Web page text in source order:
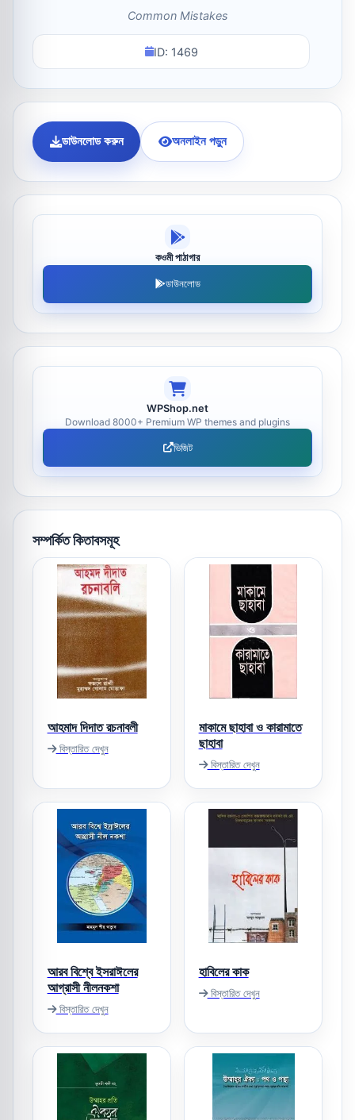
Common Mistakes
ID: 1469
ডাউনলোড করুন অনলাইন পড়ুন
কওমী পাঠাগার
ডাউনলোড
WPShop.net
Download 8000+ Premium WP themes and plugins
ভিজিট
সম্পর্কিত কিতাবসমূহ
আহমাদ দিদাত রচনাবলী
বিস্তারিত দেখুন
মাকামে ছাহাবা ও কারামাতে
ছাহাবা
বিস্তারিত দেখুন
আরব বিশ্বে ইসরাঈলের
আগ্রাসী নীলনকশা
বিস্তারিত দেখুন
হাবিলের কাক
বিস্তারিত দেখুন